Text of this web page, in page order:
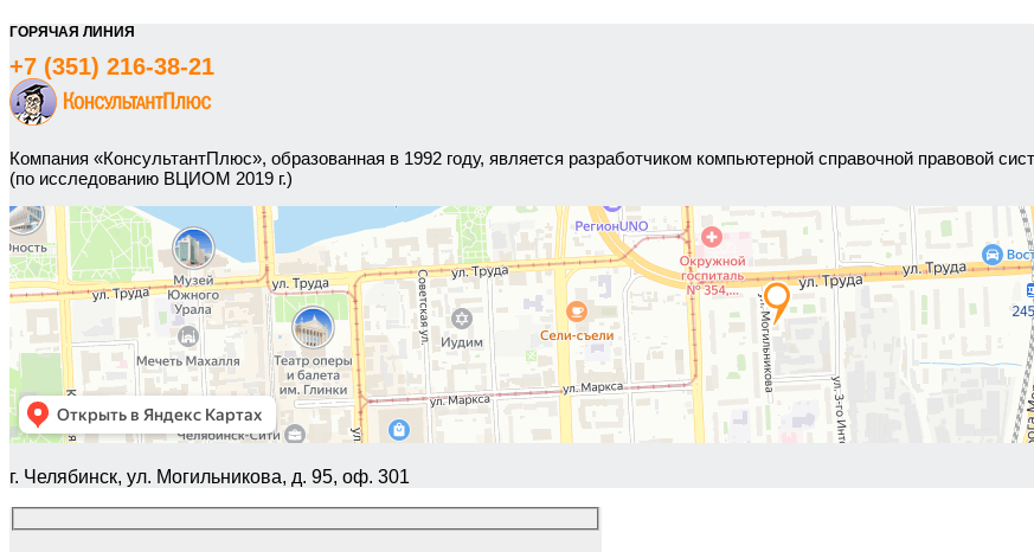
ГОРЯЧАЯ ЛИНИЯ
+7 (351) 216-38-21
Компания «КонсультантПлюс», образованная в 1992 году, является разработчиком компьютерной справочной правовой
(по исследованию ВЦИОМ 2019 г.)
г. Челябинск, ул. Могильникова, д. 95, оф. 301